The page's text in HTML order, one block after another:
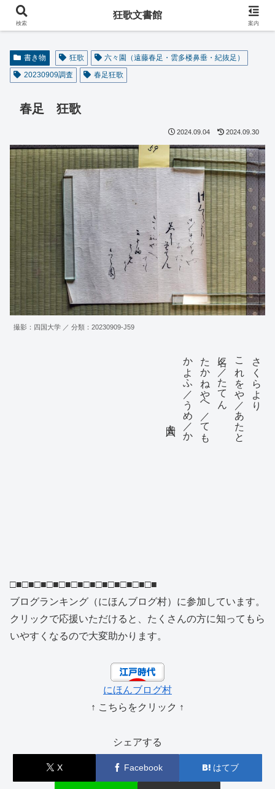
阿波の狂歌師・遠藤春足コレクション
書き物 狂歌
六々園（遠藤春足・雲多楼鼻垂・紀抜足）
20230909調査
春足狂歌
春足 狂歌
2024.09.04 2024.09.30
撮影：四国大学 ／ 分類：20230909-J59
さくらより
これをや／あたと
名に／たてん
たかねやへ／ても
かよふ／うめ／かゝ
□■□■□■□■□■□■□■□■□■□■□■□■
ブログランキング（にほんブログ村）に参加しています。
クリックで応援いただけると、たくさんの方に知ってもら
いやすくなるので大変助かります。
にほんブログ村
↑ こちらをクリック ↑
シェアする
X Facebook はてブ
検索
狂歌文書館
案内